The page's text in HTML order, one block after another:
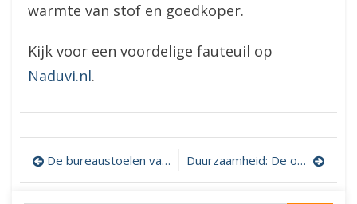
warmte van stof en goedkoper.
Kijk voor een voordelige fauteuil op
Naduvi.nl.
Bericht
navigatie
De bureaustoelen van het Zweedse Kinnarps Duurzaamheid: De opbrengst van zonnepanelen